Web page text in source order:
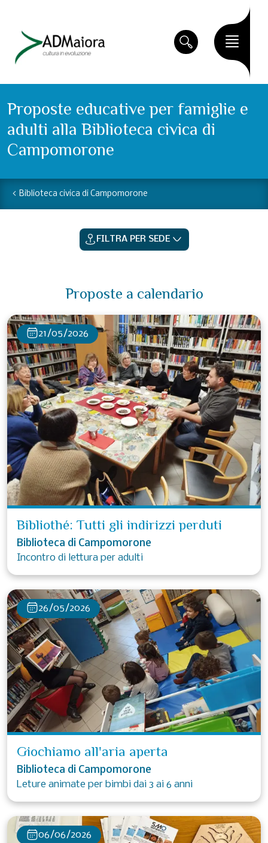
Proposte educative per famiglie e
adulti alla Biblioteca civica di
Campomorone
Biblioteca civica di Campomorone
FILTRA PER SEDE
Proposte a calendario
21/05/2026
Bibliothé: Tutti gli indirizzi perduti
Biblioteca di Campomorone
Incontro di lettura per adulti
26/05/2026
Giochiamo all'aria aperta
Biblioteca di Campomorone
Leture animate per bimbi dai 3 ai 6 anni
06/06/2026